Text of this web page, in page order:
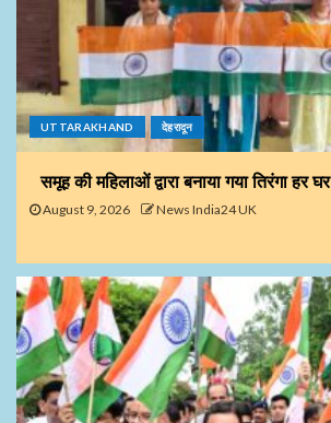
UTTARAKHAND देहरादून
समूह की महिलाओं द्वारा बनाया गया तिरंगा हर
August 9, 2026 News India24 UK